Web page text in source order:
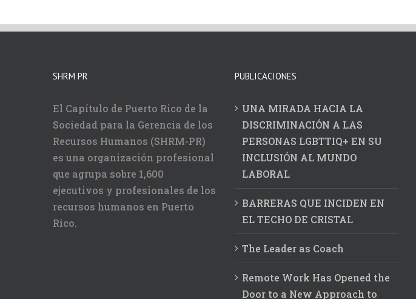
SHRM PR
El Capítulo de Puerto Rico de la
Sociedad para la Gerencia de los
Recursos Humanos (SHRM-PR)
es una organización profesional
que agrupa sobre 1,600
ejecutivos y profesionales de los
recursos humanos en Puerto
Rico.
PUBLICACIONES
UNA MIRADA HACIA LA
DISCRIMINACIÓN A LAS
PERSONAS LGBTTIQ+ EN SU
INCLUSIÓN AL MUNDO
LABORAL
BARRERAS QUE INCIDEN EN
EL TECHO DE CRISTAL
The Leader as Coach
Remote Work Has Opened the
Door to a New Approach to